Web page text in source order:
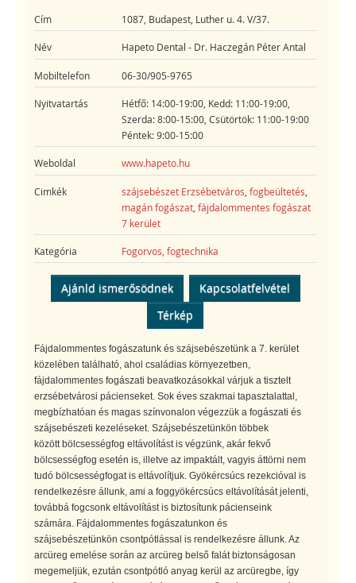
Cím 1087, Budapest, Luther u. 4. V/37.
Név Hapeto Dental - Dr. Haczegán Péter Antal
Mobiltelefon 06-30/905-9765
Nyitvatartás
Hétfő: 14:00-19:00, Kedd: 11:00-19:00,
Szerda: 8:00-15:00, Csütörtök: 11:00-19:00
Péntek: 9:00-15:00
Weboldal www.hapeto.hu
Cimkék szájsebészet Erzsébetváros ,fogbeültetés
magán fogászat ,fájdalommentes fogászat
7 kerület
Kategória Fogorvos, fogtechnika
Ajánld ismerősödnek
Kapcsolatfelvétel
Térkép
Fájdalommentes fogászatunk és szájsebészetünk a 7. kerület
közelében található, ahol családias környezetben,
fájdalommentes fogászati beavatkozásokkal várjuk a tisztelt
erzsébetvárosi pácienseket. Sok éves szakmai tapasztalattal,
megbízhatóan és magas színvonalon végezzük a fogászati és
szájsebészeti kezeléseket. Szájsebészetünkön többek
között bölcsességfog eltávolítást is végzünk, akár fekvő
bölcsességfog esetén is, illetve az impaktált, vagyis áttörni nem
tudó bölcsességfogat is eltávolítjuk. Gyökércsúcs rezekcióval is
rendelkezésre állunk, ami a foggyökércsúcs eltávolítását jelenti,
továbbá fogcsonk eltávolítást is biztosítunk pácienseink
számára. Fájdalommentes fogászatunkon és
szájsebészetünkön csontpótlással is rendelkezésre állunk. Az
arcüreg emelése során az arcüreg belső falát biztonságosan
megemeljük, ezután csontpótló anyag kerül az arcüregbe, így